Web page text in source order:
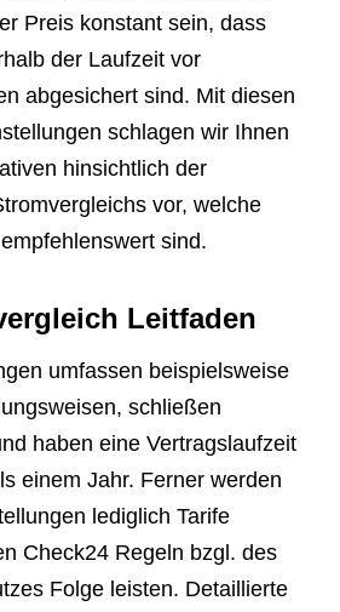
Preis konstant sein, dass
der Laufzeit vor
abgesichert sind. Mit diesen
schlagen wir Ihnen
hinsichtlich der
vor, welche
sind.
Leitfaden
umfassen beispielsweise
schließen
haben eine Vertragslaufzeit
einem Jahr. Ferner werden
lediglich Tarife
Check24 Regeln bzgl. des
Folge leisten. Detaillierte